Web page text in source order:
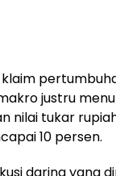
justru
nilai tukar
10 persen.